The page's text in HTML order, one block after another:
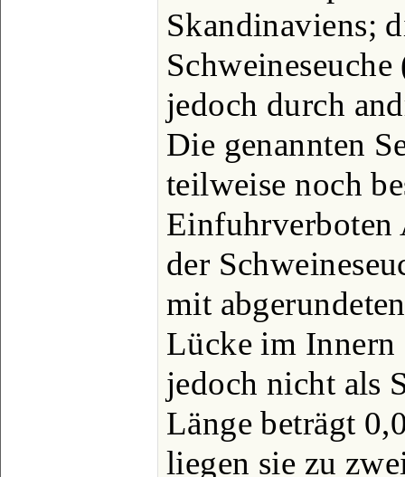
Skandinaviens;
jedoch durch
Die genannten
teilweise noch
Einfuhrverboten
der
mit
Lücke im
jedoch nicht als
Länge beträgt
liegen sie zu